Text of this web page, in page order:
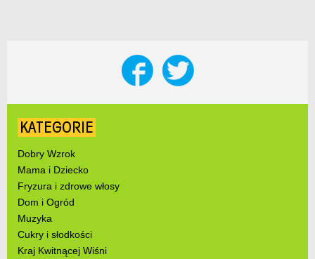
KATEGORIE
Dobry Wzrok
Mama i Dziecko
Fryzura i zdrowe włosy
Dom i Ogród
Muzyka
Cukry i słodkości
Kraj Kwitnącej Wiśni